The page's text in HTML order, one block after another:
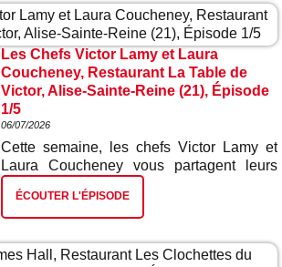
Les Chefs Victor Lamy et Laura
Coucheney, Restaurant La Table de
Victor, Alise-Sainte-Reine (21), Épisode
1/5
06/07/2026
Cette semaine, les chefs Victor Lamy et
Laura Coucheney vous partagent leurs
meilleures recettes. Dans ce premier
épisode : tartelette ad hoc et radis.
ÉCOUTER L'ÉPISODE